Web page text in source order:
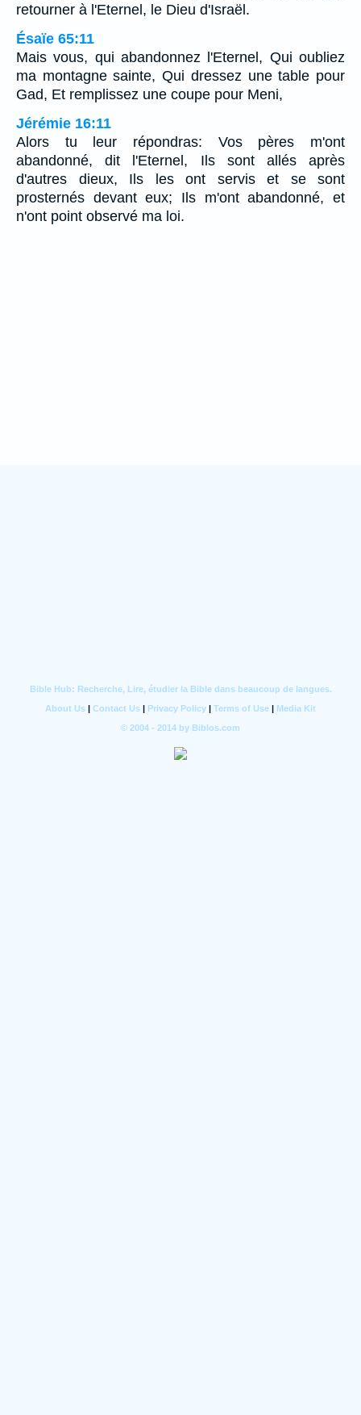
retourner à l'Eternel, le Dieu d'Israël.
Ésaïe 65:11
Mais vous, qui abandonnez l'Eternel, Qui oubliez
ma montagne sainte, Qui dressez une table pour
Gad, Et remplissez une coupe pour Meni,
Jérémie 16:11
Alors tu leur répondras: Vos pères m'ont
abandonné, dit l'Eternel, Ils sont allés après
d'autres dieux, Ils les ont servis et se sont
prosternés devant eux; Ils m'ont abandonné, et
n'ont point observé ma loi.